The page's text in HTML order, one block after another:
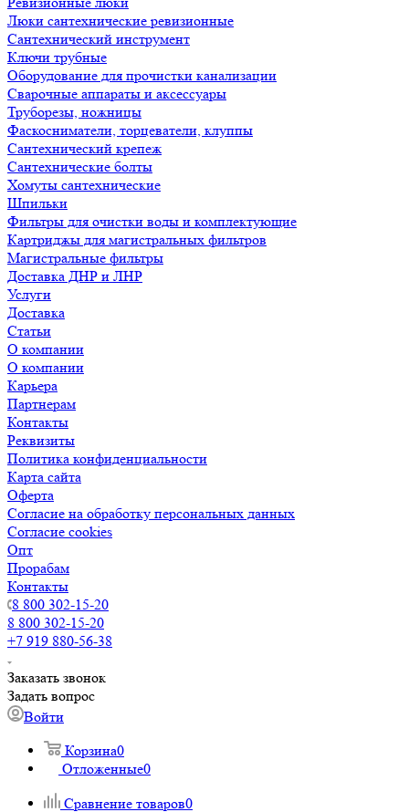
Люки сантехнические ревизионные
Сантехнический инструмент
Ключи трубные
Оборудование для прочистки канализации
Сварочные аппараты и аксессуары
Труборезы, ножницы
Фаскосниматели, торцеватели, клуппы
Сантехнический крепеж
Сантехнические болты
Хомуты сантехнические
Шпильки
Фильтры для очистки воды и комплектующие
Картриджы для магистральных фильтров
Магистральные фильтры
Доставка ДНР и ЛНР
Услуги
Доставка
Статьи
О компании
О компании
Карьера
Партнерам
Контакты
Реквизиты
Политика конфиденциальности
Карта сайта
Оферта
Согласие на обработку персональных данных
Согласие cookies
Опт
Прорабам
Контакты
8 800 302-15-20
8 800 302-15-20
+7 919 880-56-38
Заказать звонок
Задать вопрос
Войти
Корзина0
Отложенные0
Сравнение товаров0